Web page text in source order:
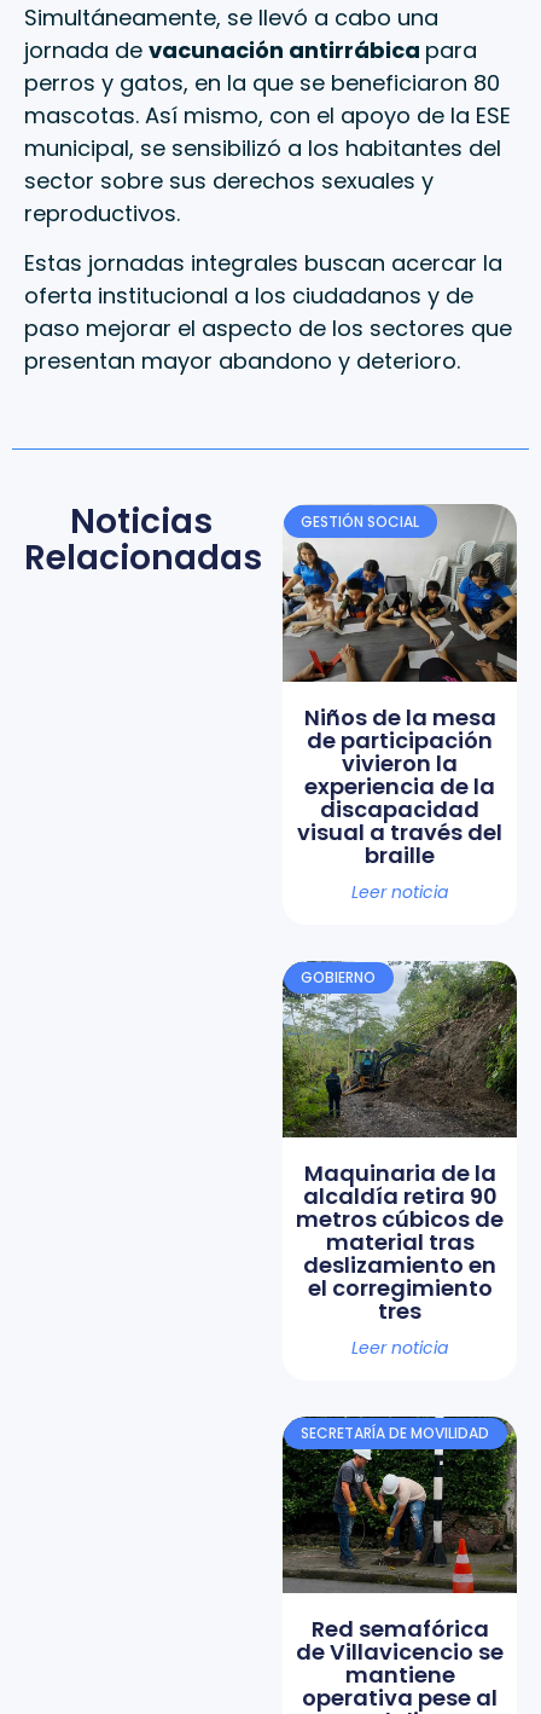
Simultáneamente, se llevó a cabo una
jornada de vacunación antirrábica para
perros y gatos, en la que se beneficiaron 80
mascotas. Así mismo, con el apoyo de la ESE
municipal, se sensibilizó a los habitantes del
sector sobre sus derechos sexuales y
reproductivos.
Estas jornadas integrales buscan acercar la
oferta institucional a los ciudadanos y de
paso mejorar el aspecto de los sectores que
presentan mayor abandono y deterioro.
Noticias
Relacionadas
GESTIÓN SOCIAL
Niños de la mesa
de participación
vivieron la
experiencia de la
discapacidad
visual a través del
braille
Leer noticia
GOBIERNO
Maquinaria de la
alcaldía retira 90
metros cúbicos de
material tras
deslizamiento en
el corregimiento
tres
Leer noticia
SECRETARÍA DE MOVILIDAD
Red semafórica
de Villavicencio se
mantiene
operativa pese al